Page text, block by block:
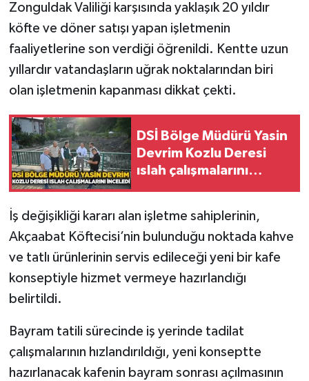
Zonguldak Valiliği karşısında yaklaşık 20 yıldır
köfte ve döner satışı yapan işletmenin
faaliyetlerine son verdiği öğrenildi. Kentte uzun
yıllardır vatandaşların uğrak noktalarından biri
olan işletmenin kapanması dikkat çekti.
DSİ Bölge Müdürü Yasin
Devrim Kozlu Deresi
ıslah çalışmalarını
İş değişikliği kararı alan işletme sahiplerinin,
Akçaabat Köftecisi’nin bulunduğu noktada kahve
ve tatlı ürünlerinin servis edileceği yeni bir kafe
konseptiyle hizmet vermeye hazırlandığı
belirtildi.
Bayram tatili sürecinde iş yerinde tadilat
çalışmalarının hızlandırıldığı, yeni konseptte
hazırlanacak kafenin bayram sonrası açılmasının
Gökçebey
GÜNDEM
İş ilanı
Kilimli
Kültür - Sanat
Politika
Röportaj
Sağlık
SİYASET